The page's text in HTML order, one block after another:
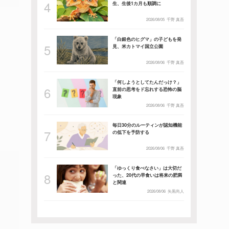
生、生後1カ月も順調に
2026/08/05 千野 真吾
「白銀色のヒグマ」の子どもを発
見、米カトマイ国立公園
2026/08/06 千野 真吾
「何しようとしてたんだっけ？」
直前の思考をド忘れする恐怖の脳
現象
2026/08/06 千野 真吾
毎日30分のルーティンが認知機能
の低下を予防する
2026/08/06 千野 真吾
「ゆっくり食べなさい」は大切だ
った、20代の早食いは将来の肥満
と関連
2026/08/06 矢黒尚人